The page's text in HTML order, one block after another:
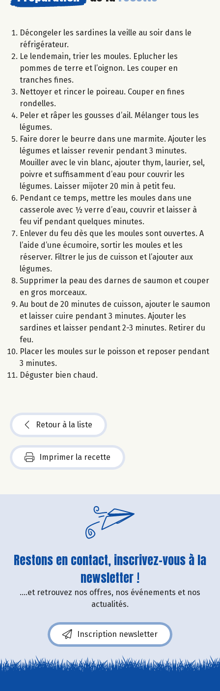
Décongeler les sardines la veille au soir dans le
réfrigérateur.
Le lendemain, trier les moules. Eplucher les
pommes de terre et l’oignon. Les couper en
tranches fines.
Nettoyer et rincer le poireau. Couper en fines
rondelles.
Peler et râper les gousses d’ail. Mélanger tous les
légumes.
Faire dorer le beurre dans une marmite. Ajouter les
légumes et laisser revenir pendant 3 minutes.
Mouiller avec le vin blanc, ajouter thym, laurier, sel,
poivre et suffisamment d’eau pour couvrir les
légumes. Laisser mijoter 20 min à petit feu.
Pendant ce temps, mettre les moules dans une
casserole avec ½ verre d’eau, couvrir et laisser à
feu vif pendant quelques minutes.
Enlever du feu dès que les moules sont ouvertes. A
l’aide d’une écumoire, sortir les moules et les
réserver. Filtrer le jus de cuisson et l’ajouter aux
légumes.
Supprimer la peau des darnes de saumon et couper
en gros morceaux.
Au bout de 20 minutes de cuisson, ajouter le saumon
et laisser cuire pendant 3 minutes. Ajouter les
sardines et laisser pendant 2-3 minutes. Retirer du
feu.
Placer les moules sur le poisson et reposer pendant
3 minutes.
Déguster bien chaud.
Retour à la liste
Imprimer la recette
Restons en contact, inscrivez-vous à la
newsletter !
....et retrouvez nos offres, nos événements et nos
actualités.
Inscription newsletter